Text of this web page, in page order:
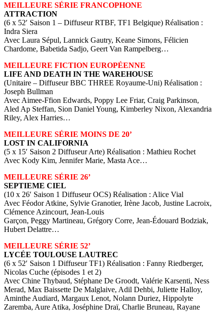
MEILLEURE SÉRIE FRANCOPHONE
ATTRACTION
(6 x 52′ Saison 1 – Diffuseur RTBF, TF1 Belgique) Réalisation :
Indra Siera
Avec Laura Sépul, Lannick Gautry, Keane Simons, Félicien
Chardome, Babetida Sadjo, Geert Van Rampelberg…
MEILLEURE FICTION EUROPÉENNE
LIFE AND DEATH IN THE WAREHOUSE
(Unitaire – Diffuseur BBC THREE Royaume-Uni) Réalisation :
Joseph Bullman
Avec Aimee-Ffion Edwards, Poppy Lee Friar, Craig Parkinson,
Aled Ap Steffan, Sion Daniel Young, Kimberley Nixon, Alexandria
Riley, Alex Harries…
MEILLEURE SÉRIE MOINS DE 20’
LOST IN CALIFORNIA
(5 x 15′ Saison 2 Diffuseur Arte) Réalisation : Mathieu Rochet
Avec Kody Kim, Jennifer Marie, Masta Ace…
MEILLEURE SÉRIE 26’
SEPTIEME CIEL
(10 x 26′ Saison 1 Diffuseur OCS) Réalisation : Alice Vial
Avec Féodor Atkine, Sylvie Granotier, Irène Jacob, Justine Lacroix,
Clémence Azincourt, Jean-Louis
Garçon, Peggy Martineau, Grégory Corre, Jean-Édouard Bodziak,
Hubert Delattre…
MEILLEURE SÉRIE 52’
LYCÉE TOULOUSE LAUTREC
(6 x 52′ Saison 1 Diffuseur TF1) Réalisation : Fanny Riedberger,
Nicolas Cuche (épisodes 1 et 2)
Avec Chine Thybaud, Stéphane De Groodt, Valérie Karsenti, Ness
Merad, Max Baissette De Malglaive, Adil Dehbi, Juliette Halloy,
Aminthe Audiard, Margaux Lenot, Nolann Duriez, Hippolyte
Zaremba, Aure Atika, Joséphine Draï, Charlie Bruneau, Rayane